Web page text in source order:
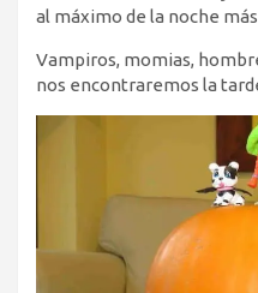
al máximo de la noche
Vampiros, momias,
nos encontraremos la